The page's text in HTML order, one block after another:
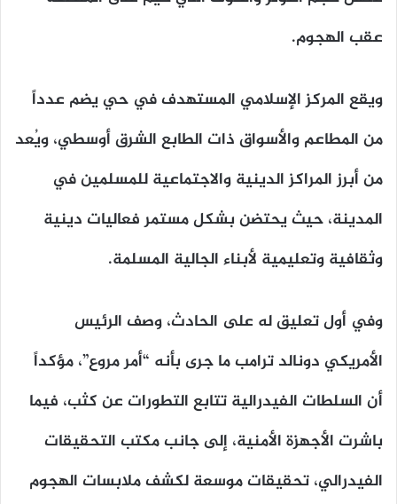
عقب الهجوم.
ويقع المركز الإسلامي المستهدف في حي يضم عدداً
من المطاعم والأسواق ذات الطابع الشرق أوسطي، ويُعد
من أبرز المراكز الدينية والاجتماعية للمسلمين في
المدينة، حيث يحتضن بشكل مستمر فعاليات دينية
وثقافية وتعليمية لأبناء الجالية المسلمة.
وفي أول تعليق له على الحادث، وصف الرئيس
الأمريكي دونالد ترامب ما جرى بأنه “أمر مروع”، مؤكداً
أن السلطات الفيدرالية تتابع التطورات عن كثب، فيما
باشرت الأجهزة الأمنية، إلى جانب مكتب التحقيقات
الفيدرالي، تحقيقات موسعة لكشف ملابسات الهجوم